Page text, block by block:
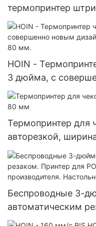
термопринтер
HOIN -
3 дюйма, с
принтер для POS-
Термопринтер для
авторезкой,
Беспроводные 3-
автоматическим
счетов 80 мм.